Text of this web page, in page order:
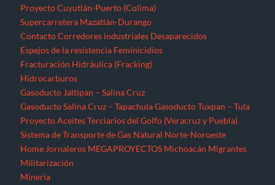
Proyecto Cuyutlán-Puerto (Colima)
Supercarretera Mazatlán-Durango
Contacto Corredores industriales Desaparecidos
Espejos de la resistencia Feminicidios
Fracturación Hidráulica (Fracking)
Hidrocarburos
Gasoducto Jaltipan – Salina Cruz
Gasoducto Salina Cruz – Tapachula Gasoducto Tuxpan – Tula
Proyecto Aceites Terciarios del Golfo (Veracruz y Puebla)
Sistema de Transporte de Gas Natural Norte-Noroeste
Home Jornaleros MEGAPROYECTOS Michoacán Migrantes
Militarización
Minería